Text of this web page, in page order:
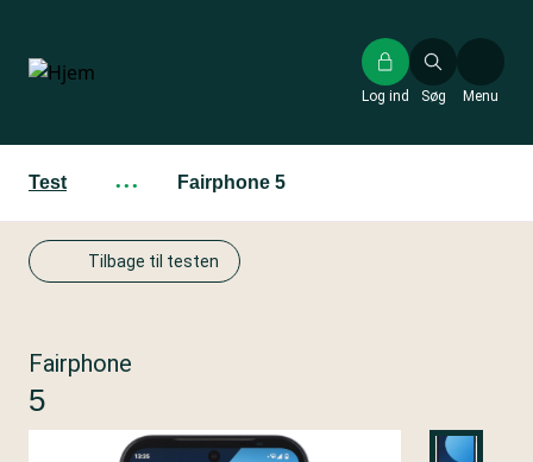
hovedindhold
Søg
Log ind Menu
Test ··· Fairphone 5
Tilbage til testen
Fairphone
5